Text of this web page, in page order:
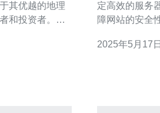
其优越的地理
和投资者。许
何选择最便宜
定高效的服务
障网站的安全
模和访问量来
2025年5月17日